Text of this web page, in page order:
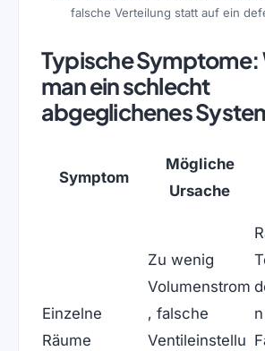
falsche Verteilung statt auf ein
Typische Symptome:
man ein schlecht
abgeglichenes
Symptom
Mögliche
Ursache
Einzelne
Räume
Zu wenig
Volumenstrom
, falsche
Ventileinstellu